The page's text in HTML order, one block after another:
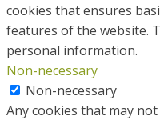
cookies that ensures
features of the website.
personal information.
Non-necessary
Non-necessary
Any cookies that may